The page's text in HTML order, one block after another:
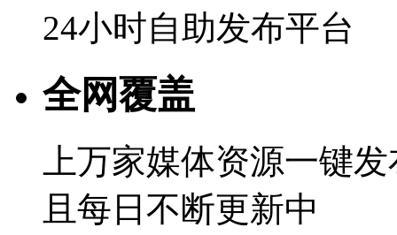
24小时自助发布平台
全网覆盖
上万家媒体资源一键
且每日不断更新中